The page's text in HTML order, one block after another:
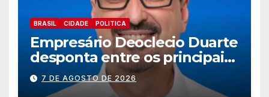
BRASIL CIDADE POLITICA
Empresário Deoclecio Duarte
desponta entre os principais
nomes do União Brasil para
deputado estadual
7 DE AGOSTO DE 2026